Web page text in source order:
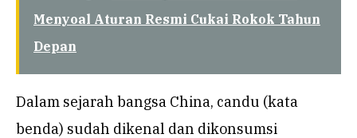
Menyoal Aturan Resmi Cukai Rokok Tahun
Depan
Dalam sejarah bangsa China, candu (kata
benda) sudah dikenal dan dikonsumsi